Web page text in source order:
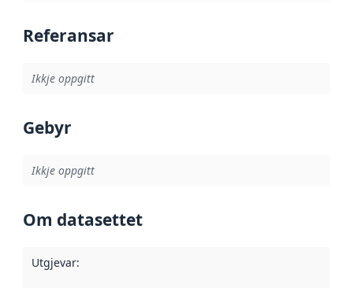
Referansar
Ikkje oppgitt
Gebyr
Ikkje oppgitt
Om datasettet
Utgjevar: